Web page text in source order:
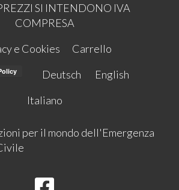
SI INTENDONO IVA
COMPRESA
e Cookies
Carrello
Deutsch
English
Italiano
per il mondo dell'Emergenza